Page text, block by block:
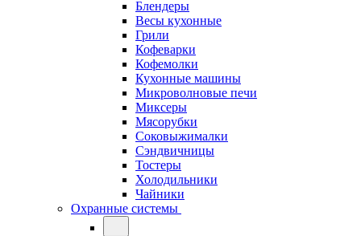
Блендеры
Весы кухонные
Грили
Кофеварки
Кофемолки
Кухонные машины
Микроволновые печи
Миксеры
Мясорубки
Соковыжималки
Сэндвичницы
Тостеры
Холодильники
Чайники
Охранные системы